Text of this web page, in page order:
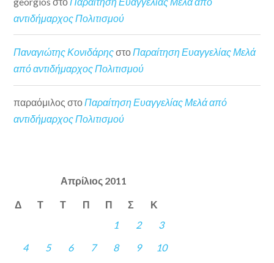
αντιδήμαρχος Πολιτισμού
Παναγιώτης ΚονιδάρηςστοΠαραίτηση Ευαγγελίας Μελά
από αντιδήμαρχος Πολιτισμού
παραόμιλος στοΠαραίτηση Ευαγγελίας Μελά από
αντιδήμαρχος Πολιτισμού
Απρίλιος 2011
Δ Τ Τ Π Π Σ Κ
1 2
3
4
5 6 7 8 9
10